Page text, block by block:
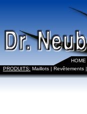
HOME
PRODUITS: Maillots | Revêtements |